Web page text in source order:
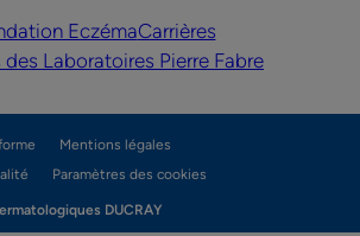
EczémaCarrières
des Laboratoires Pierre Fabre
Mentions légales
Paramètres des cookies
DUCRAY